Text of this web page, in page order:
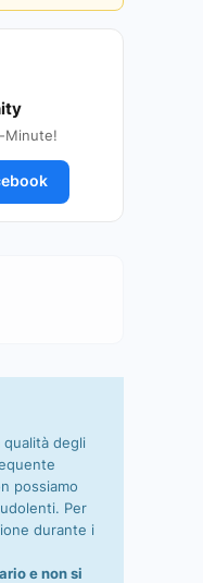
Minute!
degli
possiamo
Per
durante i
e non si